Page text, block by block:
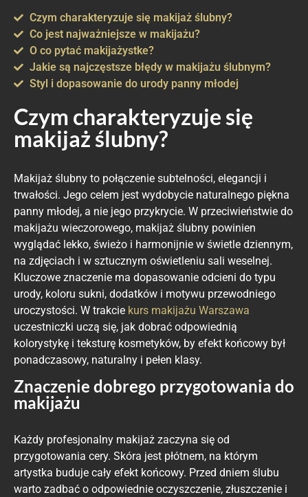
Czym charakteryzuje się makijaż ślubny?
Co jest najważniejsze w makijażu?
O co pytać makijażystke?
Jakie są najczęstsze błędy w makijażu ślubnym?
Styl i dopasowanie do urody panny młodej
Czym charakteryzuje się
makijaż ślubny?
Makijaż ślubny to połączenie subtelności, elegancji i
trwałości. Jego celem jest wydobycie naturalnego piękna
panny młodej, a nie jego przykrycie. W przeciwieństwie do
makijażu wieczorowego, makijaż ślubny powinien
wyglądać lekko, świeżo i harmonijnie w świetle dziennym,
na zdjęciach i w sztucznym oświetleniu sali weselnej.
Kluczowe znaczenie ma dopasowanie odcieni do typu
urody, koloru sukni, dodatków i motywu przewodniego
uroczystości. W trakcie kurs makijażu Warszawa
uczestniczki uczą się, jak dobrać odpowiednią
kolorystykę i teksturę kosmetyków, by efekt końcowy był
ponadczasowy, naturalny i pełen klasy.
Znaczenie dobrego przygotowania do
makijażu
Każdy profesjonalny makijaż zaczyna się od
przygotowania cery. Skóra jest płótnem, na którym
artystka buduje cały efekt końcowy. Przed dniem ślubu
warto zadbać o odpowiednie oczyszczenie, złuszczenie i